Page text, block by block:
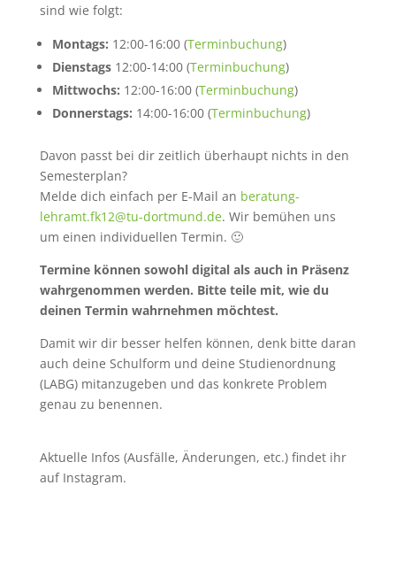
sind wie folgt:
Montags: 12:00-16:00 (Terminbuchung)
Dienstags 12:00-14:00 (Terminbuchung)
Mittwochs: 12:00-16:00 (Terminbuchung)
Donnerstags: 14:00-16:00 (Terminbuchung)
Davon passt bei dir zeitlich überhaupt nichts in den
Semesterplan?
Melde dich einfach per E-Mail an beratung-
lehramt.fk12@tu-dortmund.de. Wir bemühen uns
um einen individuellen Termin. 🙂
Termine können sowohl digital als auch in Präsenz
wahrgenommen werden. Bitte teile mit, wie du
deinen Termin wahrnehmen möchtest.
Damit wir dir besser helfen können, denk bitte daran
auch deine Schulform und deine Studienordnung
(LABG) mitanzugeben und das konkrete Problem
genau zu benennen.
Aktuelle Infos (Ausfälle, Änderungen, etc.) findet ihr
auf Instagram.